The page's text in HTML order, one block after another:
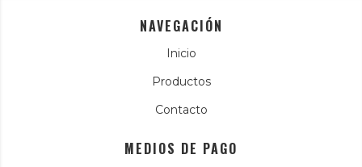
NAVEGACIÓN
Inicio
Productos
Contacto
MEDIOS DE PAGO